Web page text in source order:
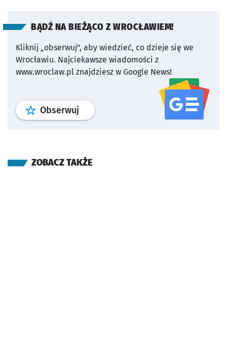
BĄDŹ NA BIEŻĄCO Z WROCŁAWIEM!
Kliknij „obserwuj”, aby wiedzieć, co dzieje się we
Wrocławiu. Najciekawsze wiadomości z
www.wroclaw.pl znajdziesz w Google News!
Obserwuj profil serwisu
ZOBACZ TAKŻE